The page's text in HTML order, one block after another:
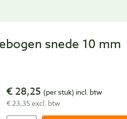
snede 10 mm
€ 28,25 (per stuk) incl. btw
€ 23,35 excl. btw